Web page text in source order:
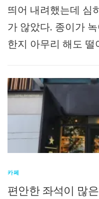
띄어 내려했는데 심
가 않았다. 종이가
한지 아무리 해도
카페
편안한 좌석이 많